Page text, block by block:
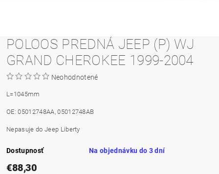
POLOOS PREDNÁ JEEP (P) WJ
GRAND CHEROKEE 1999-2004
Neohodnotené
L=1045mm
OE: 05012748AA, 05012748AB
Nepasuje do Jeep Liberty
Dostupnosť Na objednávku do 3 dní
€88,30